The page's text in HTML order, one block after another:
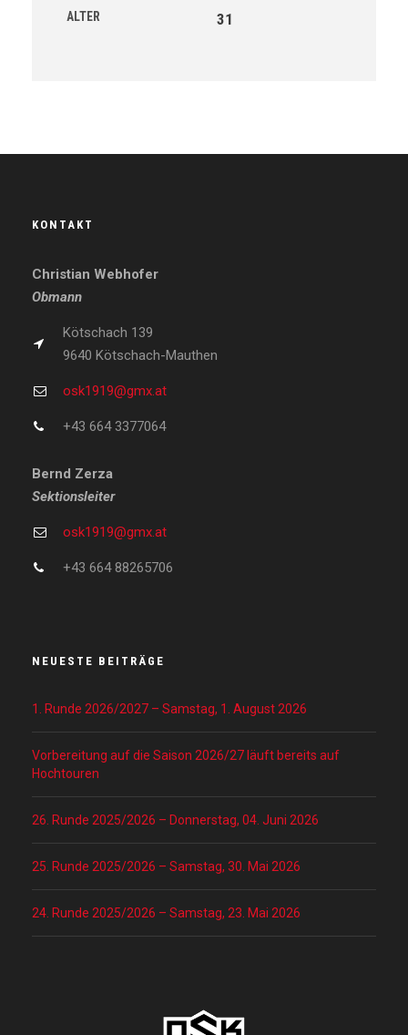
ALTER 31
KONTAKT
Christian Webhofer
Obmann
Kötschach 139
9640 Kötschach-Mauthen
osk1919@gmx.at
+43 664 3377064
Bernd Zerza
Sektionsleiter
osk1919@gmx.at
+43 664 88265706
NEUESTE BEITRÄGE
1. Runde 2026/2027 – Samstag, 1. August 2026
Vorbereitung auf die Saison 2026/27 läuft bereits auf
Hochtouren
26. Runde 2025/2026 – Donnerstag, 04. Juni 2026
25. Runde 2025/2026 – Samstag, 30. Mai 2026
24. Runde 2025/2026 – Samstag, 23. Mai 2026